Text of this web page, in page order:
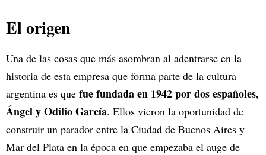
El origen
Una de las cosas que más asombran al adentrarse en la
historia de esta empresa que forma parte de la cultura
argentina es que fue fundada en 1942 por dos españoles,
Ángel y Odilio García. Ellos vieron la oportunidad de
construir un parador entre la Ciudad de Buenos Aires y
Mar del Plata en la época en que empezaba el auge de